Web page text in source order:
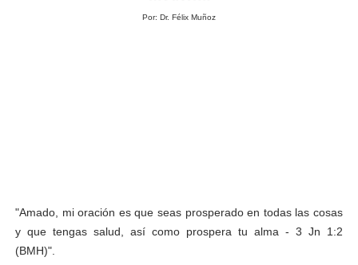
Por: Dr. Félix Muñoz
"Amado, mi oración es que seas prosperado en todas las cosas
y que tengas salud, así como prospera tu alma - 3 Jn 1:2
(BMH)".